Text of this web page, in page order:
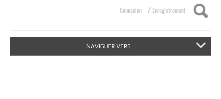
Connexion / Enregistrement
NAVIGUER VERS...